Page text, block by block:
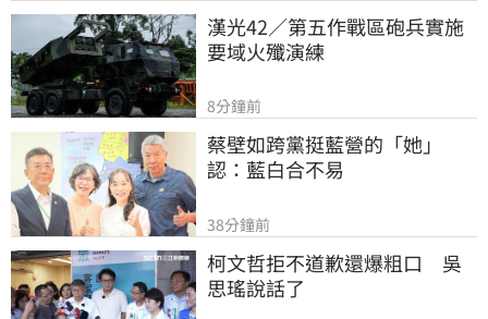
漢光42／第五作戰區砲兵實施
要域火殲演練
8分鐘前
蔡壁如跨黨挺藍營的「她」
認：藍白合不易
38分鐘前
柯文哲拒不道歉還爆粗口　吳
思瑤說話了